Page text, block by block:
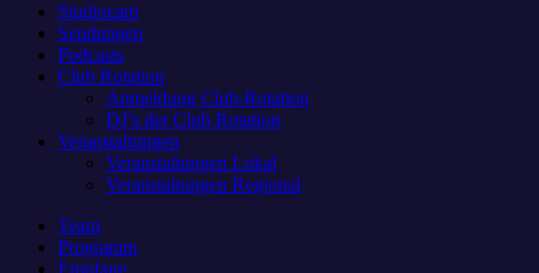
Studiocam
Sendungen
Podcasts
Club Rotation
Anmeldung Club-Rotation
DJ’s der Club Rotation
Veranstaltungen
Veranstaltungen Lokal
Veranstaltungen Regional
Team
Programm
Empfang